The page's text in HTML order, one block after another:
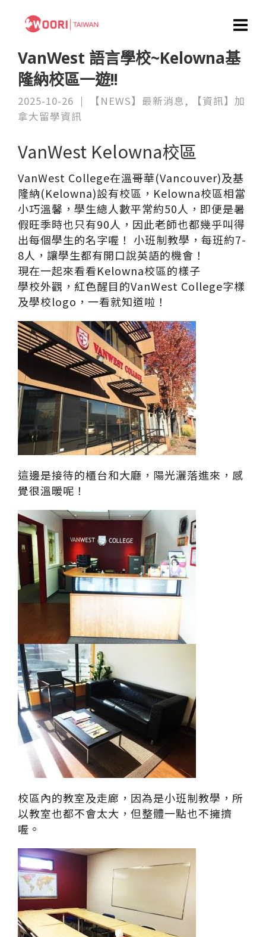
VanWest 語言學校~Kelowna基
隆納校區一遊!!
2025-10-26 【NEWS】最新消息,
【資訊】加
拿大留學資訊
VanWest Kelowna校區
VanWest College在溫哥華(Vancouver)及基
隆納(Kelowna)設有校區，Kelowna校區相當
小巧溫馨，學生總人數平常約50人，即便是暑
假旺季時也只有90人，因此老師也都幾乎叫得
出每個學生的名字喔！ 小班制教學，每班約7-
8人，讓學生都有開口說英語的機會！
現在一起來看看Kelowna校區的樣子
學校外觀，紅色醒目的VanWest College字樣
及學校logo，一看就知道啦！
這邊是接待的櫃台和大廳，陽光灑落進來，感
覺很溫暖呢！
校區內的教室及走廊，因為是小班制教學，所
以教室也都不會太大，但整體一點也不擁擠
喔。